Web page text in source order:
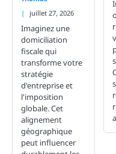
juillet 27, 2026
Imaginez une
domiciliation
fiscale qui
transforme votre
stratégie
d'entreprise et
l'imposition
globale. Cet
alignement
géographique
peut influencer